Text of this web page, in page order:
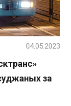
за
04.05.2023